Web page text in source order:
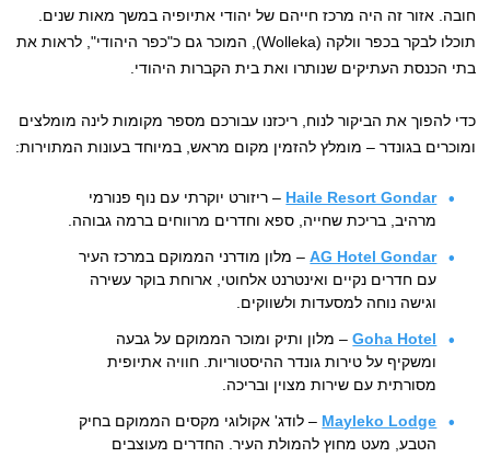
חובה. אזור זה היה מרכז חייהם של יהודי אתיופיה במשך מאות שנים.
תוכלו לבקר בכפר וולקה (Wolleka), המוכר גם כ"כפר היהודי", לראות את
בתי הכנסת העתיקים שנותרו ואת בית הקברות היהודי.
כדי להפוך את הביקור לנוח, ריכזנו עבורכם מספר מקומות לינה מומלצים
ומוכרים בגונדר – מומלץ להזמין מקום מראש, במיוחד בעונות המתוירות:
Haile Resort Gondar – ריזורט יוקרתי עם נוף פנורמי
מרהיב, בריכת שחייה, ספא וחדרים מרווחים ברמה גבוהה.
AG Hotel Gondar– מלון מודרני הממוקם במרכז העיר
עם חדרים נקיים ואינטרנט אלחוטי, ארוחת בוקר עשירה
וגישה נוחה למסעדות ולשווקים.
Goha Hotel– מלון ותיק ומוכר הממוקם על גבעה
ומשקיף על טירות גונדר ההיסטוריות. חוויה אתיופית
מסורתית עם שירות מצוין ובריכה.
Mayleko Lodge – לודג' אקולוגי מקסים הממוקם בחיק
הטבע, מעט מחוץ להמולת העיר. החדרים מעוצבים